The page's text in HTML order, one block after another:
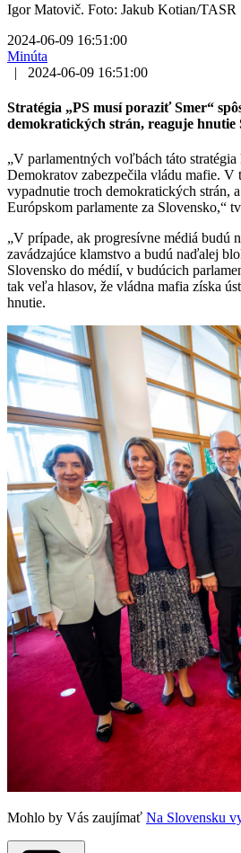
Igor Matovič. Foto: Jakub Kotian/TASR
2024-06-09 16:51:00
Minúta
|
2024-06-09 16:51:00
Stratégia „PS musí poraziť Smer“
demokratických strán, reaguje hnutie
„V parlamentných voľbách táto
Demokratov zabezpečila vládu mafie.
vypadnutie troch demokratických strán,
Európskom parlamente za Slovensko,“
„V prípade, ak progresívne médiá budú
zavádzajúce klamstvo a budú naďalej
Slovensko do médií, v budúcich
tak veľa hlasov, že vládna mafia získa
hnutie.
Mohlo by Vás zaujímať Na Slovensku